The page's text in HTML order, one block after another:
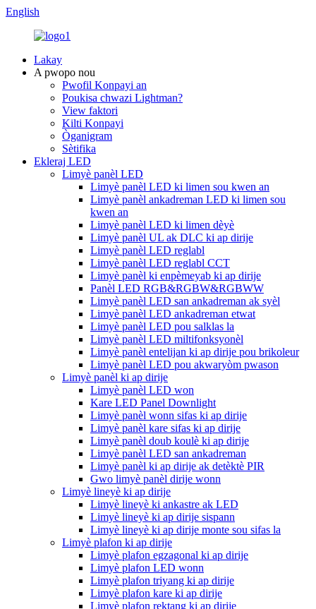
English
Lakay
A pwopo nou
Pwofil Konpayi an
Poukisa chwazi Lightman?
View faktori
Kilti Konpayi
Òganigram
Sètifika
Ekleraj LED
Limyè panèl LED
Limyè panèl LED ki limen sou kwen an
Limyè panèl ankadreman LED ki limen sou
kwen an
Limyè panèl LED ki limen dèyè
Limyè panèl UL ak DLC ki ap dirije
Limyè panèl LED reglabl
Limyè panèl LED reglabl CCT
Limyè panèl ki enpèmeyab ki ap dirije
Panèl LED RGB&RGBW&RGBWW
Limyè panèl LED san ankadreman ak syèl
Limyè panèl LED ankadreman etwat
Limyè panèl LED pou salklas la
Limyè panèl LED miltifonksyonèl
Limyè panèl entelijan ki ap dirije pou brikoleur
Limyè panèl LED pou akwaryòm pwason
Limyè panèl ki ap dirije
Limyè panèl LED won
Kare LED Panel Downlight
Limyè panèl wonn sifas ki ap dirije
Limyè panèl kare sifas ki ap dirije
Limyè panèl doub koulè ki ap dirije
Limyè panèl LED san ankadreman
Limyè panèl ki ap dirije ak detèktè PIR
Gwo limyè panèl dirije wonn
Limyè lineyè ki ap dirije
Limyè lineyè ki ankastre ak LED
Limyè lineyè ki ap dirije sispann
Limyè lineyè ki ap dirije monte sou sifas la
Limyè plafon ki ap dirije
Limyè plafon egzagonal ki ap dirije
Limyè plafon LED wonn
Limyè plafon triyang ki ap dirije
Limyè plafon kare ki ap dirije
Limyè plafon rektang ki ap dirije